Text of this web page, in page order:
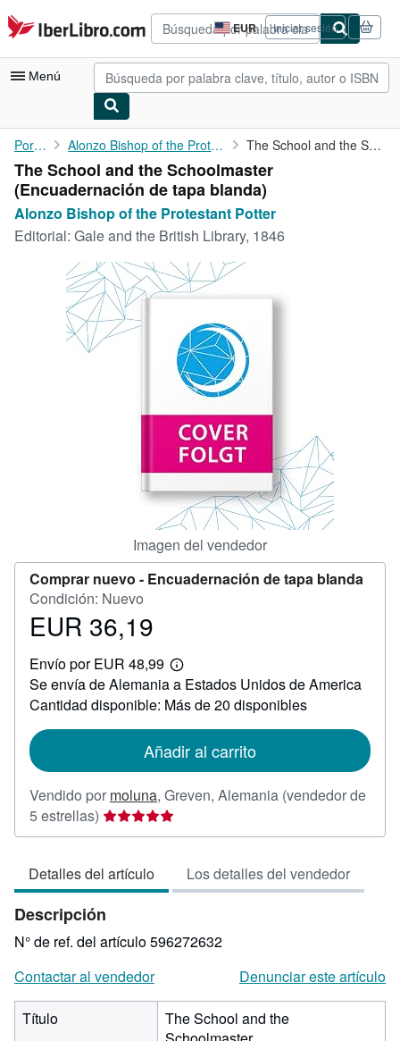
Pasar al contenido principal
IberLibro.com EUR
Preferencias
de
compra
del
Iniciar sesión
Menú
Mi cuenta
Consultar mis pedidos
Búsqueda avanzada
Colecciones
Libros antiguos
Arte y coleccionismo
Vendedores
CERRAR
Portada Alonzo Bishop of the Protestant Potter The School and the Schoolmaster
The School and the Schoolmaster
(Encuadernación de tapa blanda)
Alonzo Bishop of the Protestant Potter
Editorial: Gale and the British Library, 1846
Imagen del vendedor
Comprar nuevo - Encuadernación de tapa blanda
Condición: Nuevo
Precio
36,19
EUR 36,19
Envío por EUR 48,99
Más
información
sobre
las
envío
Se envía de Alemania a Estados Unidos de America
Cantidad disponible: Más de 20 disponibles
Añadir al carrito
Vendido por moluna, Greven, Alemania (vendedor de
5 estrellas) Calificación
del
5
de
5
estrellas
Detalles del artículo Los detalles del vendedor
Descripción
N° de ref. del artículo 596272632
Contactar al vendedor
Denunciar este artículo
Título
The School and the